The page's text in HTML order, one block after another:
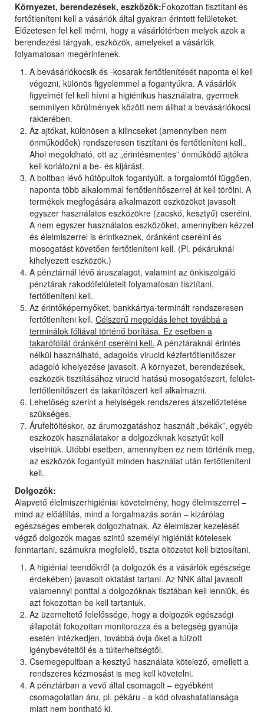
Környezet, berendezések, eszközök:Fokozottan tisztítani és
fertőtleníteni kell a vásárlók által gyakran érintett felületeket.
Előzetesen fel kell mérni, hogy a vásárlótérben melyek azok a
berendezési tárgyak, eszközök, amelyeket a vásárlók
folyamatosan megérintenek.
A bevásárlókocsik és -kosarak fertőtlenítését naponta el kell
végezni, különös figyelemmel a fogantyúkra. A vásárlók
figyelmét fel kell hívni a higiénikus használatra, gyermek
semmilyen körülmények között nem állhat a bevásárlókocsi
rakterében.
Az ajtókat, különösen a kilincseket (amennyiben nem
önműködőek) rendszeresen tisztítani és fertőtleníteni kell..
Ahol megoldható, ott az „érintésmentes” önműködő ajtókra
kell korlátozni a be- és kijárást.
A boltban lévő hűtőpultok fogantyúit, a forgalomtól függően,
naponta több alkalommal fertőtlenítőszerrel át kell törölni. A
termékek megfogására alkalmazott eszközöket javasolt
egyszer használatos eszközökre (zacskó, kesztyű) cserélni.
A nem egyszer használatos eszközöket, amennyiben kézzel
és élelmiszerrel is érintkeznek, óránként cserélni és
mosogatást követően fertőtleníteni kell. (Pl. pékáruknál
kihelyezett eszközök.)
A pénztárnál lévő áruszalagot, valamint az önkiszolgáló
pénztárak rakodófelületeit folyamatosan tisztítani,
fertőtleníteni kell.
Az érintőképernyőket, bankkártya-terminált rendszeresen
fertőtleníteni kell. Célszerű megoldás lehet továbbá a
terminálok fóliával történő borítása. Ez esetben a
takarófóliát óránként cserélni kell. A pénztáraknál érintés
nélkül használható, adagolós virucid kézfertőtlenítőszer
adagoló kihelyezése javasolt. A környezet, berendezések,
eszközök tisztításához virucid hatású mosogatószert, felület-
fertőtlenítőszert és takarítószert kell alkalmazni.
Lehetőség szerint a helyiségek rendszeres átszellőztetése
szükséges.
Árufeltöltéskor, az árumozgatáshoz használt „békák”, egyéb
eszközök használatakor a dolgozóknak kesztyűt kell
viselniük. Utóbbi esetben, amennyiben ez nem történik meg,
az eszközök fogantyúit minden használat után fertőtleníteni
kell.
Dolgozók:
Alapvető élelmiszerhigiéniai követelmény, hogy élelmiszerrel –
mind az előállítás, mind a forgalmazás során – kizárólag
egészséges emberek dolgozhatnak. Az élelmiszer kezelését
végző dolgozók magas szintű személyi higiéniát kötelesek
fenntartani, számukra megfelelő, tiszta öltözetet kell biztosítani.
A higiéniai teendőkről (a dolgozók és a vásárlók egészsége
érdekében) javasolt oktatást tartani. Az NNK által javasolt
valamennyi ponttal a dolgozóknak tisztában kell lenniük, és
azt fokozottan be kell tartaniuk.
Az üzemeltető felelőssége, hogy a dolgozók egészségi
állapotát fokozottan monitorozza és a betegség gyanúja
esetén intézkedjen, továbbá óvja őket a túlzott
igénybevételtől és a túlterheltségtől.
Csemegepultban a kesztyű használata kötelező, emellett a
rendszeres kézmosást is meg kell követelni.
A pénztárban a vevő által csomagolt – egyébként
csomagolatlan áru, pl. pékáru - a kód olvashatatlansága
miatt nem bontható ki.